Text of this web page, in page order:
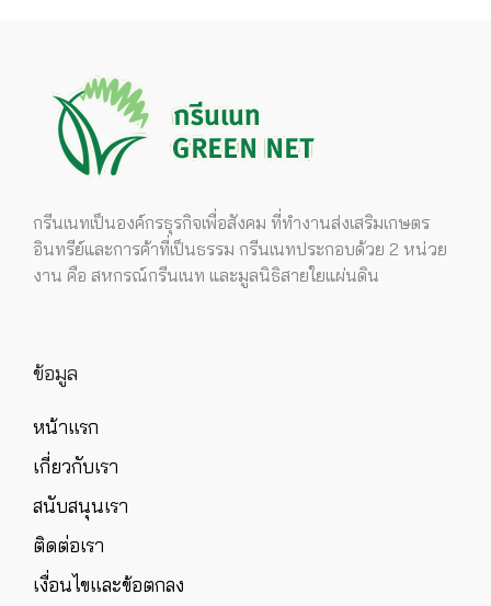
กรีนเนทเป็นองค์กรธุรกิจเพื่อสังคม ที่ทำงานส่งเสริมเกษตร
อินทรีย์และการค้าที่เป็นธรรม กรีนเนทประกอบด้วย 2 หน่วย
งาน คือ สหกรณ์กรีนเนท และมูลนิธิสายใยแผ่นดิน
ข้อมูล
หน้าแรก
เกี่ยวกับเรา
สนับสนุนเรา
ติดต่อเรา
เงื่อนไขและข้อตกลง